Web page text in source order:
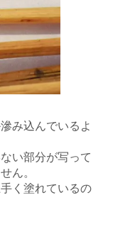
み込んでいるよ
い部分が写って
ん。
く塗れているの